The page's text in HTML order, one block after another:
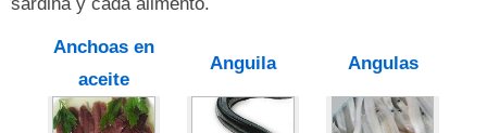
Anchoas en
aceite
Anguila Angulas